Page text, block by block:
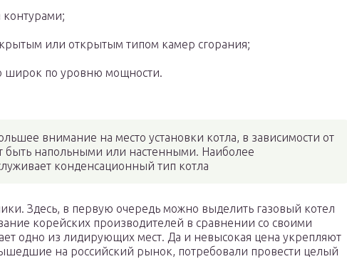
или открытым типом камер сгорания;
широк по уровню мощности.
внимание на место установки котла, в зависимости от
быть напольными или настенными. Наиболее
конденсационный тип котла
Здесь, в первую очередь можно выделить газовый котел
корейских производителей в сравнении со своими
одно из лидирующих мест. Да и невысокая цена укрепляют
на российский рынок, потребовали провести целый